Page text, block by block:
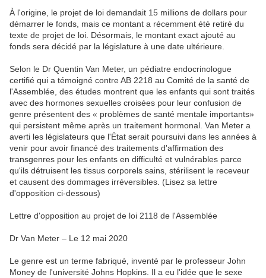
À l'origine, le projet de loi demandait 15 millions de dollars pour
démarrer le fonds, mais ce montant a récemment été retiré du
texte de projet de loi. Désormais, le montant exact ajouté au
fonds sera décidé par la législature à une date ultérieure.
Selon le Dr Quentin Van Meter, un pédiatre endocrinologue
certifié qui a témoigné contre AB 2218 au Comité de la santé de
l'Assemblée, des études montrent que les enfants qui sont traités
avec des hormones sexuelles croisées pour leur confusion de
genre présentent des « problèmes de santé mentale importants»
qui persistent même après un traitement hormonal. Van Meter a
averti les législateurs que l'État serait poursuivi dans les années à
venir pour avoir financé des traitements d'affirmation des
transgenres pour les enfants en difficulté et vulnérables parce
qu'ils détruisent les tissus corporels sains, stérilisent le receveur
et causent des dommages irréversibles. (Lisez sa lettre
d'opposition ci-dessous)
Lettre d'opposition au projet de loi 2118 de l'Assemblée
Dr Van Meter – Le 12 mai 2020
Le genre est un terme fabriqué, inventé par le professeur John
Money de l'université Johns Hopkins. Il a eu l'idée que le sexe